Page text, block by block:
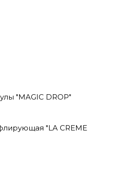
"MAGIC DROP"
"LA CREME